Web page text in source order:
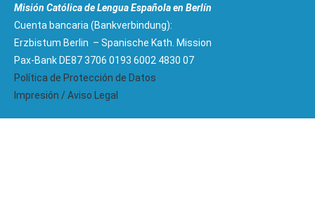
Misión Católica de Lengua Española en Berlín
Cuenta bancaria (Bankverbindung):
Erzbistum Berlin – Spanische Kath. Mission
Pax-Bank DE87 3706 0193 6002 4830 07
Política de Protección de Datos
Impresión / Aviso Legal